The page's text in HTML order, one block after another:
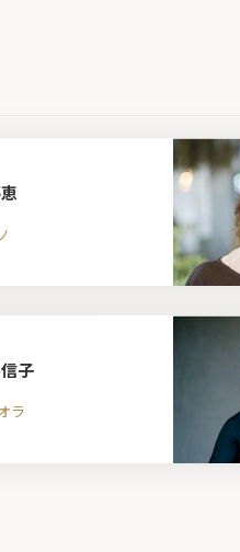
子
ラ